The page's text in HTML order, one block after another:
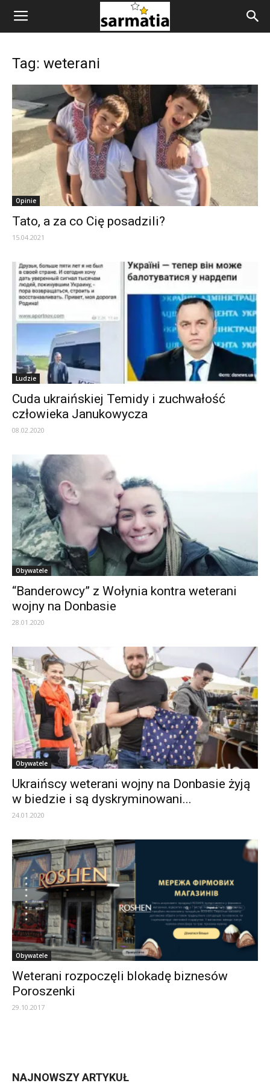
Tag: weterani
Opinie
Tato, a za co Cię posadzili?
15.04.2021
Ludzie
Cuda ukraińskiej Temidy i zuchwałość
człowieka Janukowycza
08.02.2020
Obywatele
“Banderowcy” z Wołynia kontra weterani
wojny na Donbasie
28.01.2020
Obywatele
Ukraińscy weterani wojny na Donbasie żyją
w biedzie i są dyskryminowani...
24.01.2020
Obywatele
Weterani rozpoczęli blokadę biznesów
Poroszenki
29.10.2017
NAJNOWSZY ARTYKUŁ